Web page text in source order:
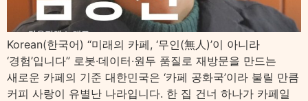
Korean(한국어) “미래의 카페, ‘무인(無人)’이 아니라
‘경험’입니다” 로봇·데이터·원두 품질로 재방문을 만드는
새로운 카페의 기준 대한민국은 ‘카페 공화국’이라 불릴 만큼
커피 사랑이 유별난 나라입니다. 한 집 건너 하나가 카페일